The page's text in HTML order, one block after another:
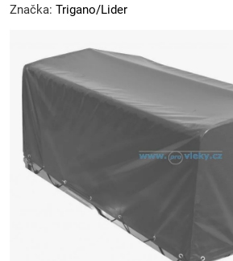
hodnocení
0,0
hvězdiček.
Značka: Trigano/Lider